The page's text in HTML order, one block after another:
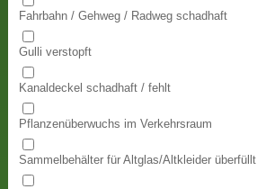
Fahrbahn / Gehweg / Radweg schadhaft
Gulli verstopft
Kanaldeckel schadhaft / fehlt
Pflanzenüberwuchs im Verkehrsraum
Sammelbehälter für Altglas/Altkleider überfüllt